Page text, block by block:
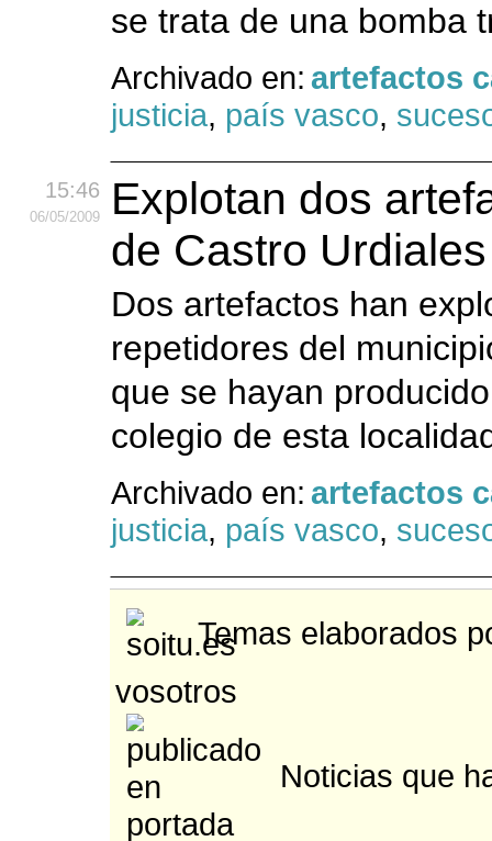
se trata de una bomba
Archivado en: artefactos
justicia, país vasco,
15:46
06/05/2009
Explotan dos
de Castro Urdiales
Dos artefactos han
repetidores del
que se hayan
colegio de esta
Archivado en: artefactos
justicia, país vasco,
Temas elaborados
vosotros
Noticias que